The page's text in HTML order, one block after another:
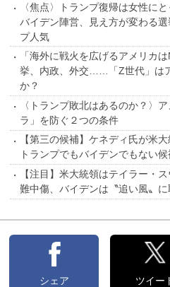
〈焦点〉トランプ復帰は女性に
バイデン陣営、見え方が変わる
プ人気
「海外に戦火を広げるアメリカ
挙、内政、外交……「Z世代」は
か？
〈トランプ敗北はあるのか？〉
ラ」を防ぐ２つの条件
【第三の候補】ケネディ氏が米
トランプでもバイデンでもない
【注目】米大統領はテイラー・
難中傷、バイデンは〝追い風〟
シェア ツイー